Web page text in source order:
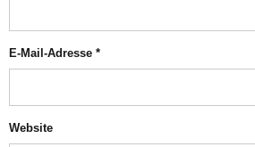
E-Mail-Adresse *
Website